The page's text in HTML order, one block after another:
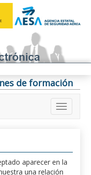
de formación
aparecer en la
una relación